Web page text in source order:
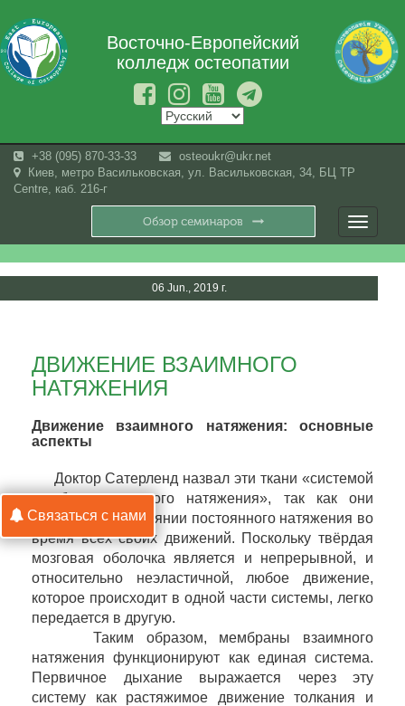
Восточно-Европейский
колледж остеопатии
+38 (095) 870-33-33
osteoukr@ukr.net
Киев, метро Васильковская, ул. Васильковская, 34, БЦ TP
Centre, каб. 216-г
Toggle
06 Jun., 2019 г.
ДВИЖЕНИЕ ВЗАИМНОГО
НАТЯЖЕНИЯ
Движение взаимного натяжения: основные
аспекты
Доктор Сатерленд назвал эти ткани «системой
мембран взаимного натяжения», так как они
находятся в состоянии постоянного натяжения во
время всех своих движений. Поскольку твёрдая
мозговая оболочка является и непрерывной, и
относительно неэластичной, любое движение,
которое происходит в одной части системы, легко
передается в другую.
Таким образом, мембраны взаимного
натяжения функционируют как единая система.
Первичное дыхание выражается через эту
систему как растяжимое движение толкания и
Связаться с нами